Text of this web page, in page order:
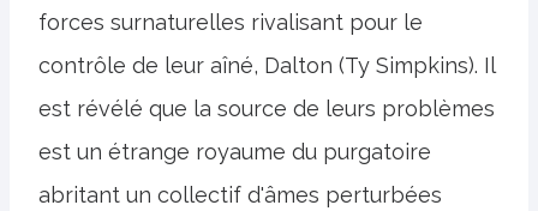
forces surnaturelles rivalisant pour le
contrôle de leur aîné, Dalton (Ty Simpkins). Il
est révélé que la source de leurs problèmes
est un étrange royaume du purgatoire
abritant un collectif d'âmes perturbées